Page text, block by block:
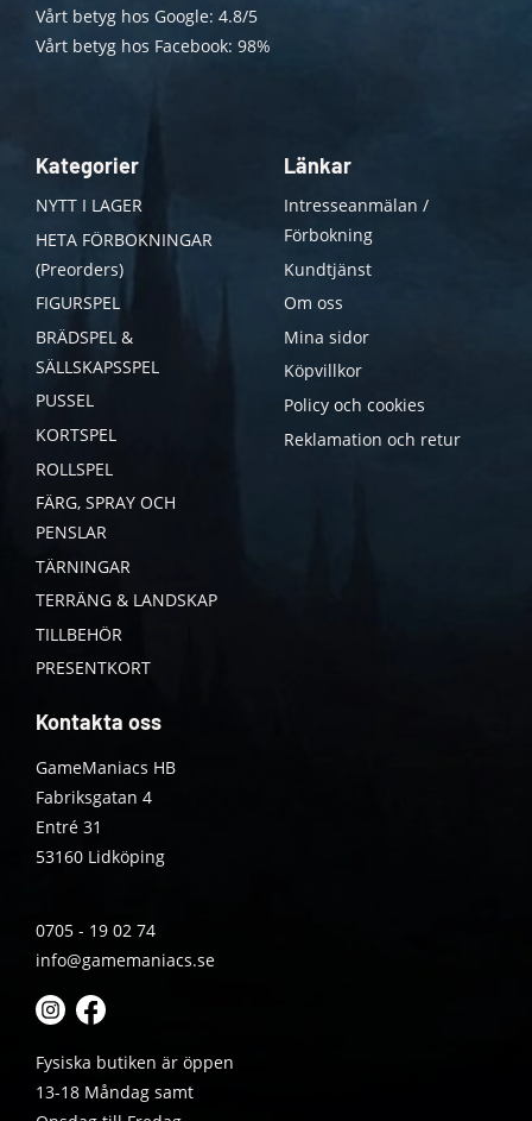
Vårt betyg hos Google: 4.8/5
Vårt betyg hos Facebook: 98%
Kategorier
NYTT I LAGER
HETA FÖRBOKNINGAR
(Preorders)
FIGURSPEL
BRÄDSPEL &
SÄLLSKAPSSPEL
PUSSEL
KORTSPEL
ROLLSPEL
FÄRG, SPRAY OCH
PENSLAR
TÄRNINGAR
TERRÄNG & LANDSKAP
TILLBEHÖR
PRESENTKORT
Länkar
Intresseanmälan /
Förbokning
Kundtjänst
Om oss
Mina sidor
Köpvillkor
Policy och cookies
Reklamation och retur
Kontakta oss
GameManiacs HB
Fabriksgatan 4
Entré 31
53160 Lidköping
0705 - 19 02 74
info@gamemaniacs.se
Fysiska butiken är öppen
13-18 Måndag samt